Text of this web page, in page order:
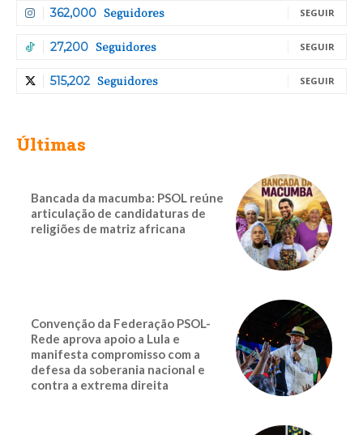
362,000 Seguidores SEGUIR
27,200 Seguidores SEGUIR
515,202 Seguidores SEGUIR
Últimas
Bancada da macumba: PSOL reúne
articulação de candidaturas de
religiões de matriz africana
Convenção da Federação PSOL-
Rede aprova apoio a Lula e
manifesta compromisso com a
defesa da soberania nacional e
contra a extrema direita